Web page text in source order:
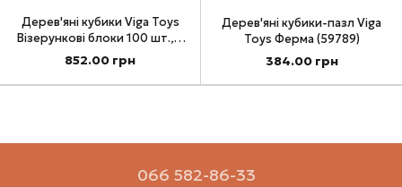
Дерев'яні кубики Viga Toys
Візерункові блоки 100 шт., 3
см (59696)
852.00 грн
Дерев'яні кубики-пазл Viga
Toys Ферма (59789)
384.00 грн
066 582-86-33